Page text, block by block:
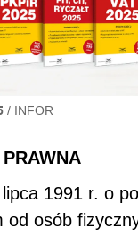
/ INFOR
1991 r. o
od osób